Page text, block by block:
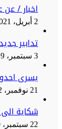
اخبار /
2 أبريل، 2021
تدابير
3 سبتمبر، 2019
يسرى
21 نوفمبر، 2022
شكاية الى
22 سبتمبر، 2020